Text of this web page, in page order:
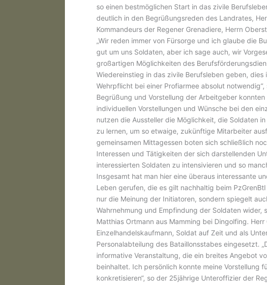
so einen bestmöglichen Start in das zivile
deutlich in den Begrüßungsreden des Landrates,
Kommandeurs der Regener Grenadiere, Herrn
„Wir reden immer von Fürsorge und ich glaube die
gut um uns Soldaten, aber ich sage auch, wir
großartigen Möglichkeiten des
Wiedereinstieg in das zivile Berufsleben geben,
Wehrpflicht bei einer Profiarmee absolut
Begrüßung und Vorstellung der Arbeitgeber
individuellen Vorstellungen und Wünsche bei den
nutzen die Aussteller die Möglichkeit, die Soldaten
zu lernen, um so etwaige, zukünftige Mitarbeiter
gemeinsamen Mittagessen boten sich schließlich
Interessen und Tätigkeiten der sich darstellenden
interessierten Soldaten zu intensivieren und so
Insgesamt hat man hier eine überaus interessante
Leben gerufen, die es gilt nachhaltig beim
nur die Meinung der Initiatoren, sondern spiegelt
Wahrnehmung und Empfindung der Soldaten wider,
Matthias Ortmann aus Mamming bei Dingolfing.
Einzelhandelskaufmann, Soldat auf Zeit und als
Personalabteilung des Bataillonsstabes eingesetzt.
informative Veranstaltung, die ein breites Angebot
beinhaltet. Ich persönlich konnte meine Vorstellung
konkretisieren“, so der 25jährige Unteroffizier der